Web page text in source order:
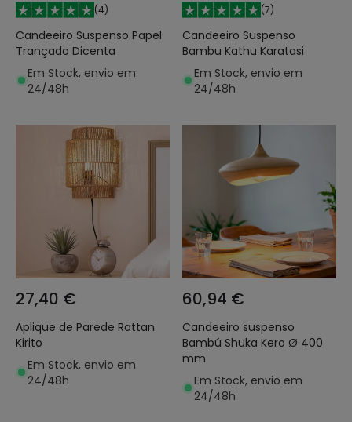
(4)
Candeeiro Suspenso Papel
Trançado Dicenta
Em Stock, envio em
24/48h
(7)
Candeeiro Suspenso
Bambu Kathu Karatasi
Em Stock, envio em
24/48h
27,40 €
Aplique de Parede Rattan
Kirito
Em Stock, envio em
24/48h
60,94 €
Candeeiro suspenso
Bambú Shuka Kero Ø 400
mm
Em Stock, envio em
24/48h